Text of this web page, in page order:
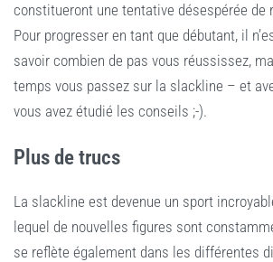
constitueront une tentative désespérée de
Pour progresser en tant que débutant, il
savoir combien de pas vous réussissez,
temps vous passez sur la slackline – et
vous avez étudié les conseils ;-).
Plus de trucs
La slackline est devenue un sport
lequel de nouvelles figures sont
se reflète également dans les différentes